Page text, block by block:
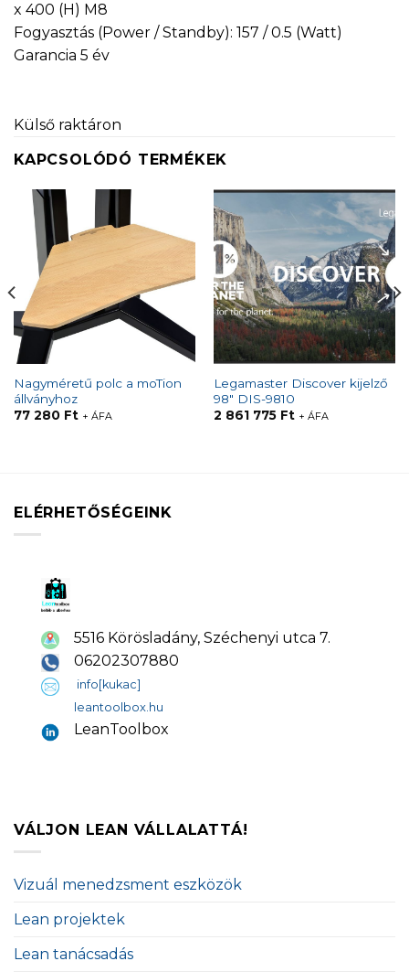
x 400 (H) M8
Fogyasztás (Power / Standby): 157 / 0.5 (Watt)
Garancia 5 év
Külső raktáron
KAPCSOLÓDÓ TERMÉKEK
Nagyméretű polc a moTion
állványhoz
77 280 Ft + ÁFA
Legamaster Discover kijelző
98″ DIS-9810
2 861 775 Ft + ÁFA
ELÉRHETŐSÉGEINK
5516 Körösladány, Széchenyi utca 7.
06202307880
info[kukac]
leantoolbox.hu
LeanToolbox
VÁLJON LEAN VÁLLALATTÁ!
Vizuál menedzsment eszközök
Lean projektek
Lean tanácsadás